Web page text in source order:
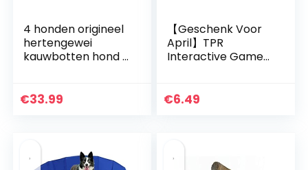
4 honden origineel
hertengewei
kauwbotten hond –
natuurlijk
om te kauwen
€33.99
【Geschenk Voor
April】TPR
Interactive Game
Supplies om je
€6.49